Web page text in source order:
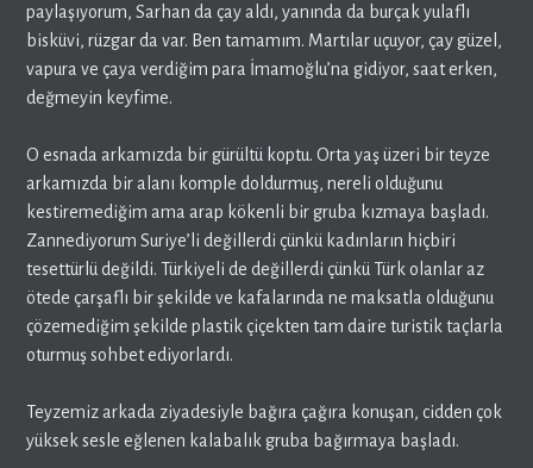
paylaşıyorum, Sarhan da çay aldı, yanında da burçak yulaflı
bisküvi, rüzgar da var. Ben tamamım. Martılar uçuyor, çay güzel,
vapura ve çaya verdiğim para İmamoğlu’na gidiyor, saat erken,
değmeyin keyfime.
O esnada arkamızda bir gürültü koptu. Orta yaş üzeri bir teyze
arkamızda bir alanı komple doldurmuş, nereli olduğunu
kestiremediğim ama arap kökenli bir gruba kızmaya başladı.
Zannediyorum Suriye’li değillerdi çünkü kadınların hiçbiri
tesettürlü değildi. Türkiyeli de değillerdi çünkü Türk olanlar az
ötede çarşaflı bir şekilde ve kafalarında ne maksatla olduğunu
çözemediğim şekilde plastik çiçekten tam daire turistik taçlarla
oturmuş sohbet ediyorlardı.
Teyzemiz arkada ziyadesiyle bağıra çağıra konuşan, cidden çok
yüksek sesle eğlenen kalabalık gruba bağırmaya başladı.